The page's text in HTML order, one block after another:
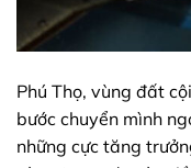
Phú Thọ, vùng đất
bước chuyển mình
những cực tăng